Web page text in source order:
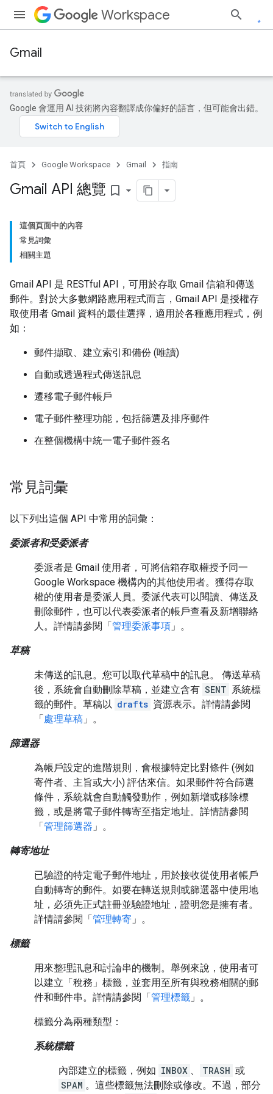
Workspace
Gmail
Google 會運用 AI 技術將內容翻譯成你偏好的語言，但可能會出錯。
首頁 Google Workspace Gmail 指南
Gmail API 總覽 bookmark_border
這個頁面中的內容
常見詞彙
相關主題
Gmail API 是 RESTful API，可用於存取 Gmail 信箱和傳送
郵件。對於大多數網路應用程式而言，Gmail API 是授權存
取使用者 Gmail 資料的最佳選擇，適用於各種應用程式，例
如：
郵件擷取、建立索引和備份 (唯讀)
自動或透過程式傳送訊息
遷移電子郵件帳戶
電子郵件整理功能，包括篩選及排序郵件
在整個機構中統一電子郵件簽名
常見詞彙
以下列出這個 API 中常用的詞彙：
委派者和受委派者
委派者是 Gmail 使用者，可將信箱存取權授予同一
Google Workspace 機構內的其他使用者。獲得存取
權的使用者是委派人員。委派代表可以閱讀、傳送及
刪除郵件，也可以代表委派者的帳戶查看及新增聯絡
人。詳情請參閱「管理委派事項 」。
草稿
未傳送的訊息。您可以取代草稿中的訊息。 傳送草稿
後，系統會自動刪除草稿，並建立含有 SENT 系統標
籤的郵件。草稿以 drafts 資源表示。詳情請參閱
「處理草稿 」。
篩選器
為帳戶設定的進階規則，會根據特定比對條件 (例如
寄件者、主旨或大小) 評估來信。如果郵件符合篩選
條件，系統就會自動觸發動作，例如新增或移除標
籤，或是將電子郵件轉寄至指定地址。詳情請參閱
「管理篩選器 」。
轉寄地址
已驗證的特定電子郵件地址，用於接收從使用者帳戶
自動轉寄的郵件。如要在轉送規則或篩選器中使用地
址，必須先正式註冊並驗證地址，證明您是擁有者。
詳情請參閱「管理轉寄 」。
標籤
用來整理訊息和討論串的機制。舉例來說，使用者可
以建立「稅務」標籤，並套用至所有與稅務相關的郵
件和郵件串。詳情請參閱「管理標籤 」。
標籤分為兩種類型：
系統標籤
內部建立的標籤，例如 INBOX 、 TRASH 或
SPAM 。這些標籤無法刪除或修改。不過，部分